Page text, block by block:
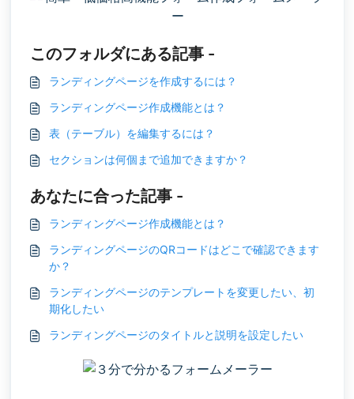
このフォルダにある記事 -
ランディングページを作成するには？
ランディングページ作成機能とは？
表（テーブル）を編集するには？
セクションは何個まで追加できますか？
あなたに合った記事 -
ランディングページ作成機能とは？
ランディングページのQRコードはどこで確認できます
か？
ランディングページのテンプレートを変更したい、初
期化したい
ランディングページのタイトルと説明を設定したい